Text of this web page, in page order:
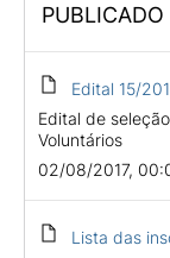
PUBLICADO
Edital 15/
Edital de
Voluntários
02/08/2017,
Lista das